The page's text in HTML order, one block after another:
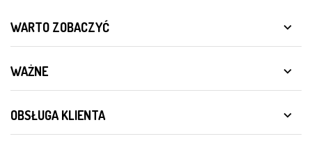
WARTO ZOBACZYĆ 
WAŻNE 
OBSŁUGA KLIENTA 